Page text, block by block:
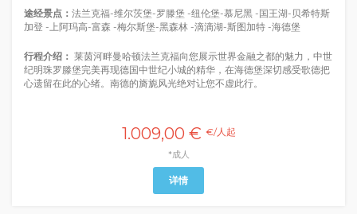
途经景点： 法兰克福-维尔茨堡-罗滕堡 -纽伦堡-慕尼黑 -国王湖-贝希特斯
加登 -上阿玛高-富森 -梅尔斯堡-黑森林 -滴滴湖-斯图加特 -海德堡
行程介绍： 莱茵河畔曼哈顿法兰克福向您展示世界金融之都的魅力，中世
纪明珠罗滕堡完美再现德国中世纪小城的精华，在海德堡深切感受歌德把
心遗留在此的心绪。南德的旖旎风光绝对让您不虚此行。
1.009,00 € €/人起
*成人
详情